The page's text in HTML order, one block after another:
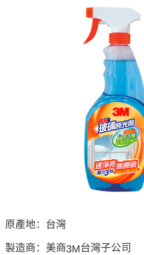
1. 初次使用 AFTEE 時，將依認證結果及本公司
「AFTEE先享後付」(下稱本服務)乃由恩沛科技
所提供，並由 AFTEE 向您收取款項。因使用本
含但不限於訂購人姓名、電話，收件人姓名、電
AFTEE 於本服務必要服務範圍內運用。關於
處理、利用，詳參 AFTEE 官網之『個人資料蒐
https://aftee.tw/privacypolicy/）。
若款項超過繳費期限，將根據當次的金額加收年
未成年的使用者，請事先徵得法定代理人或監護
若您對於個人資料之處理、利用有任何疑問，或
繫恩沛科技股份有限公司。若您不同意我們將上
要之購買訂單資訊提供予 AFTEE ，或讓 AFTEE
每笔NT$120，满NT$899(含以上)免运费
原產地：台灣
製造商：美商3M台灣子公司